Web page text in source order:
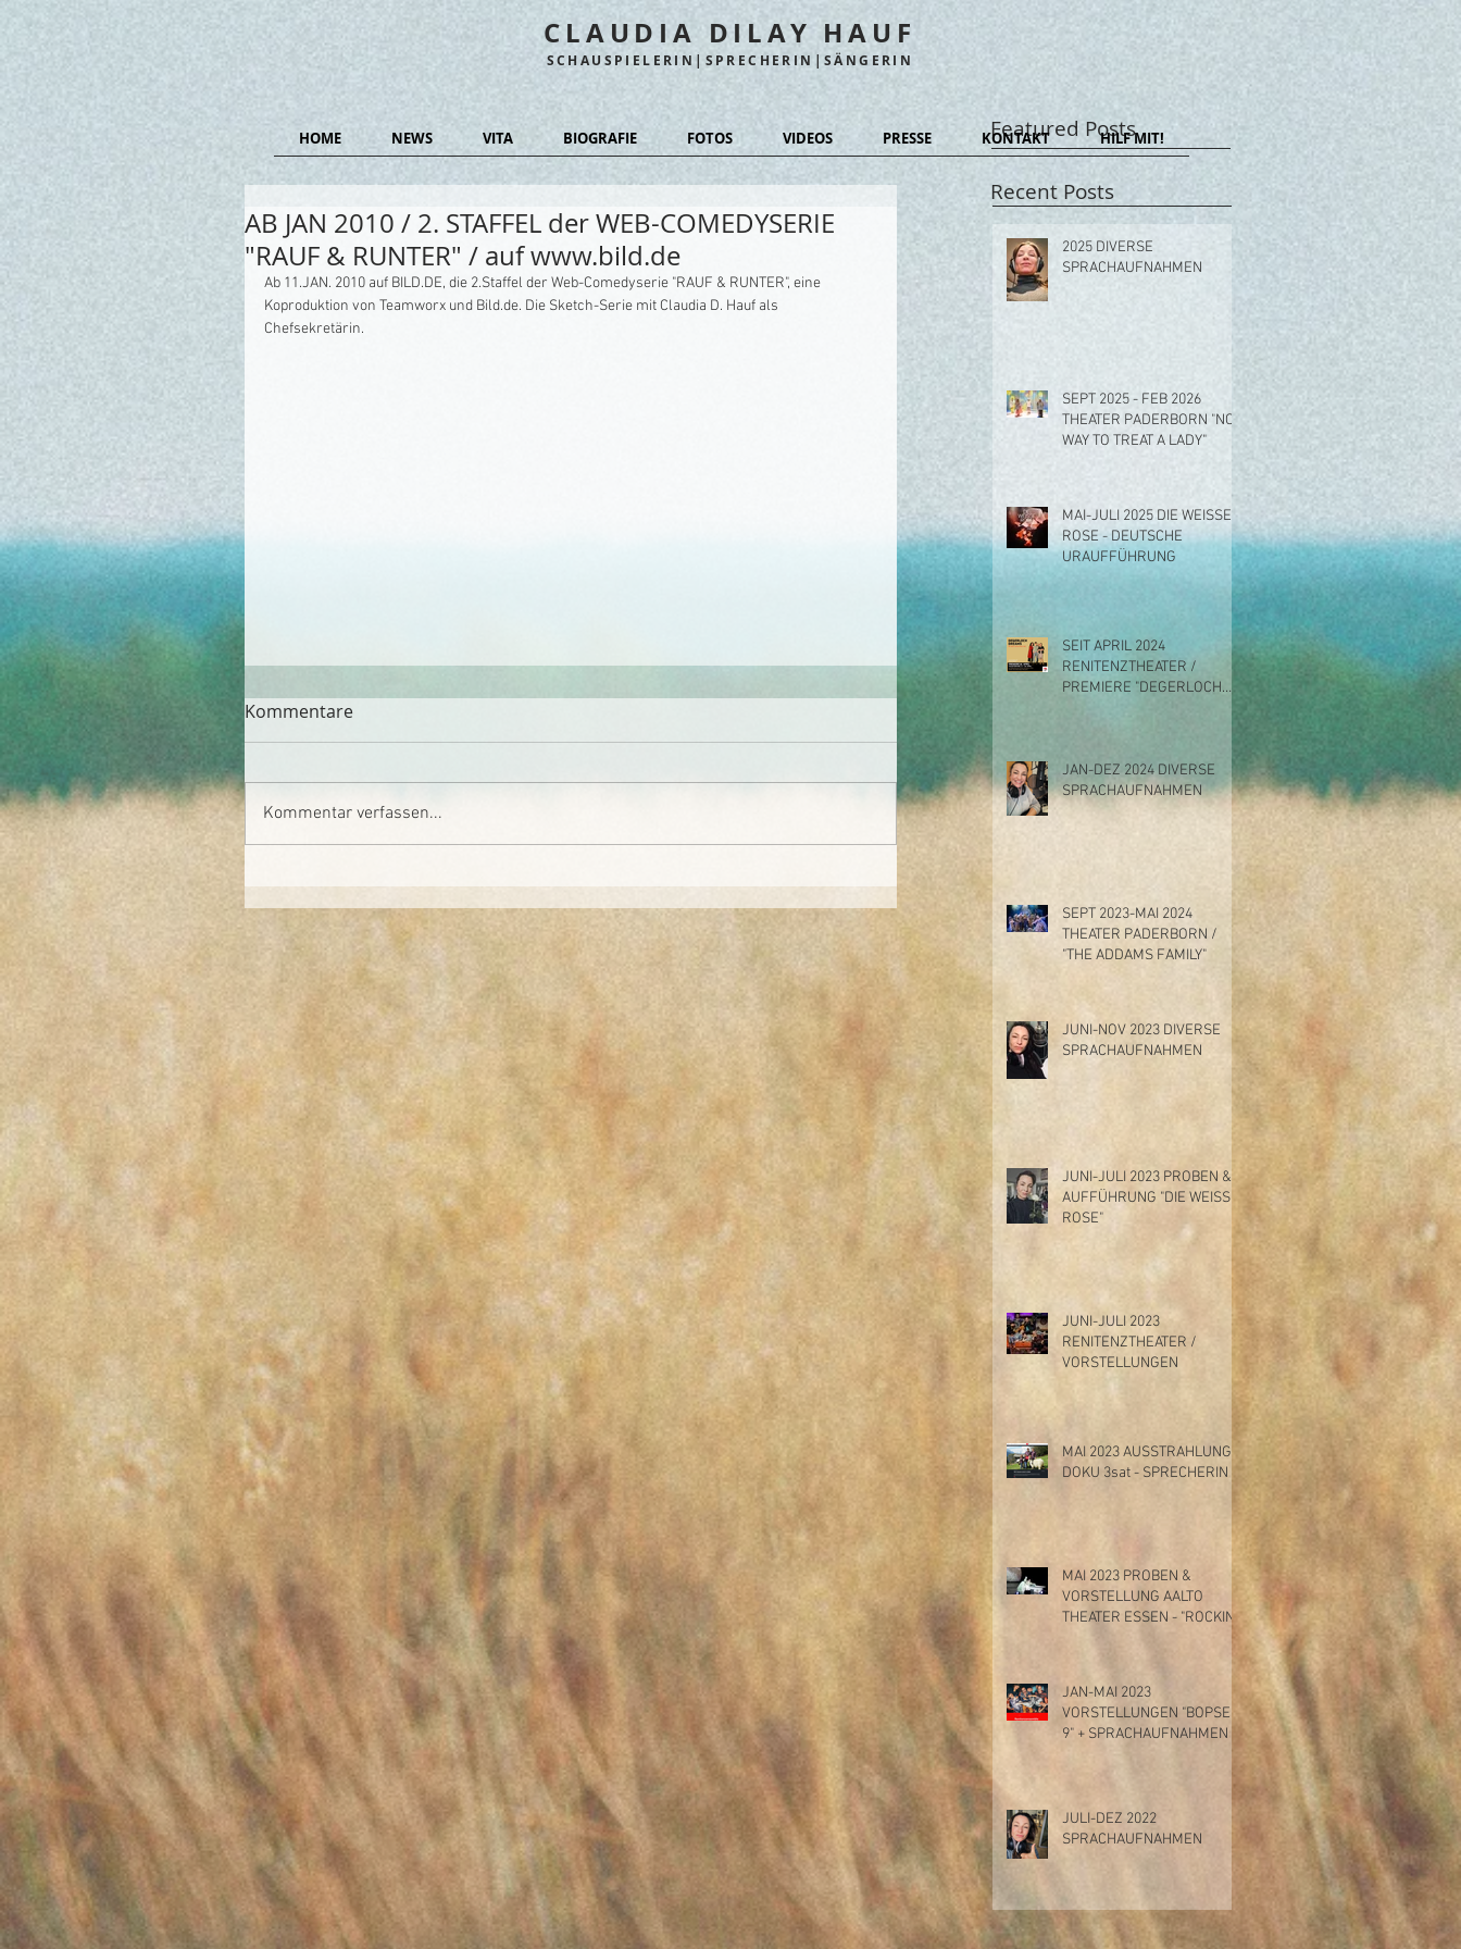
CLAUDIA DILAY HAUF
SCHAUSPIELERIN|SPRECHERIN|SÄNGERIN
AB JAN 2010 / 2. STAFFEL der WEB-COMEDYSERIE
"RAUF & RUNTER" / auf www.bild.de
Ab 11.JAN. 2010 auf BILD.DE, die 2.Staffel der Web-Comedyserie "RAUF & RUNTER", eine
Koproduktion von Teamworx und Bild.de. Die Sketch-Serie mit Claudia D. Hauf als
Chefsekretärin.
Kommentare
Kommentar verfassen...
2025 DIVERSE
SPRACHAUFNAHMEN
SEPT 2025 - FEB 2026
THEATER PADERBORN "NO
WAY TO TREAT A LADY"
MAI-JULI 2025 DIE WEISSE
ROSE - DEUTSCHE
URAUFFÜHRUNG
SEIT APRIL 2024
RENITENZTHEATER /
PREMIERE "DEGERLOCH
JAN-DEZ 2024 DIVERSE
SPRACHAUFNAHMEN
SEPT 2023-MAI 2024
THEATER PADERBORN /
"THE ADDAMS FAMILY"
JUNI-NOV 2023 DIVERSE
SPRACHAUFNAHMEN
JUNI-JULI 2023 PROBEN &
AUFFÜHRUNG "DIE WEISSE
ROSE"
JUNI-JULI 2023
RENITENZTHEATER /
VORSTELLUNGEN
MAI 2023 AUSSTRAHLUNG
DOKU 3sat - SPRECHERIN
MAI 2023 PROBEN &
VORSTELLUNG AALTO
THEATER ESSEN - "ROCKIN'
JAN-MAI 2023
VORSTELLUNGEN "BOPSER
9" + SPRACHAUFNAHMEN
JULI-DEZ 2022
SPRACHAUFNAHMEN
Recent Posts
Featured Posts
HOME NEWS VITA BIOGRAFIE FOTOS VIDEOS PRESSE KONTAKT HILF MIT!